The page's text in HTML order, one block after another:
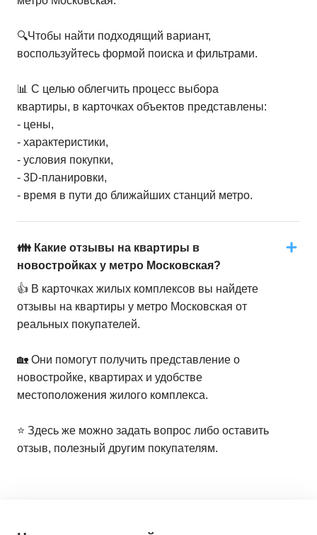
🔍Чтобы найти подходящий вариант,
воспользуйтесь формой поиска и фильтрами.
📊 С целью облегчить процесс выбора
квартиры, в карточках объектов представлены:
- цены,
- характеристики,
- условия покупки,
- 3D-планировки,
- время в пути до ближайших станций метро.
👪 Какие отзывы на квартиры в
новостройках у метро Московская?
👍 В карточках жилых комплексов вы найдете
отзывы на квартиры у метро Московская от
реальных покупателей.
🏡 Они помогут получить представление о
новостройке, квартирах и удобстве
местоположения жилого комплекса.
⭐️ Здесь же можно задать вопрос либо оставить
отзыв, полезный другим покупателям.